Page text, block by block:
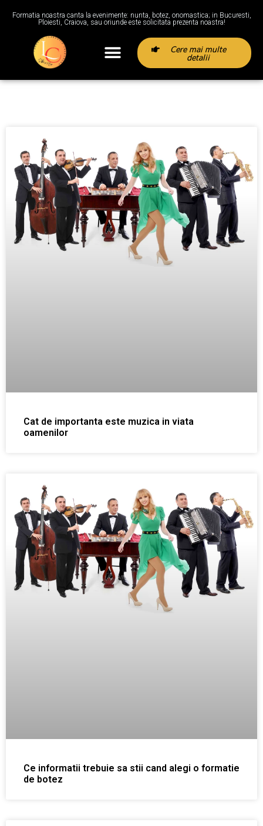
Formatia noastra canta la evenimente: nunta, botez, onomastica; in Bucuresti,
Ploiesti, Craiova, sau oriunde este solicitata prezenta noastra!
Cere mai multe
detalii
Cat de importanta este muzica in viata
oamenilor
Ce informatii trebuie sa stii cand alegi o formatie
de botez